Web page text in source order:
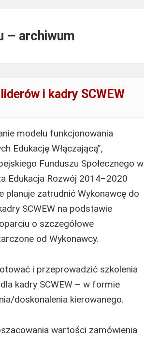
– archiwum
i kadry SCWEW
modelu funkcjonowania
Edukację Włączającą”,
Funduszu Społecznego w
Edukacja Rozwój 2014–2020
planuje zatrudnić Wykonawcę do
SCWEW na podstawie
o szczegółowe
od Wykonawcy.
i przeprowadzić szkolenia
kadry SCWEW – w formie
doskonalenia kierowanego.
wartości zamówienia